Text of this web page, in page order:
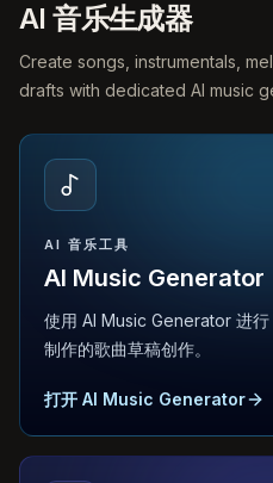
AI 音乐生成器
Create songs, instrumentals,
drafts with dedicated AI music
AI 音乐工具
AI Music Generator
使用 AI Music Generator 进
制作的歌曲草稿创作。
打开 AI Music Generator